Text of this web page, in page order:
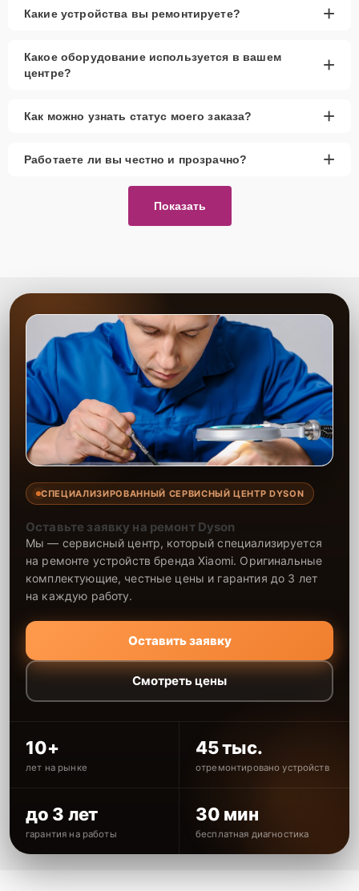
Какие устройства вы ремонтируете? +
Какое оборудование используется в вашем
центре?
+
Как можно узнать статус моего заказа? +
Работаете ли вы честно и прозрачно? +
Показать
СПЕЦИАЛИЗИРОВАННЫЙ СЕРВИСНЫЙ ЦЕНТР DYSON
Оставьте заявку на ремонт Dyson
Мы — сервисный центр, который специализируется
на ремонте устройств бренда Xiaomi. Оригинальные
комплектующие, честные цены и гарантия до 3 лет
на каждую работу.
Оставить заявку
Смотреть цены
10+
лет на рынке
45 тыс.
отремонтировано устройств
до 3 лет
гарантия на работы
30 мин
бесплатная диагностика